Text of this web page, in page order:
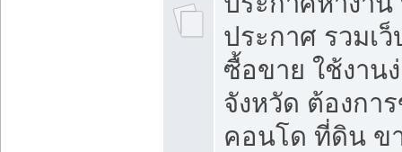
ประกาศ รวมเ
ซื้อขาย ใช้งาน
จังหวัด ต้องกา
คอนโด ที่ดิน ข